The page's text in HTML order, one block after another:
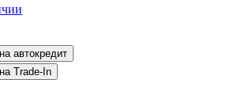
на автокредит
на Trade-In